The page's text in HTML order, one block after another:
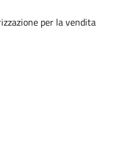
per la vendita